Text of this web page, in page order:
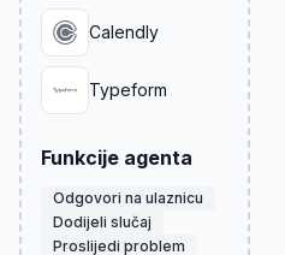
Calendly
Typeform
Funkcije agenta
Odgovori na ulaznicu
Dodijeli slučaj
Proslijedi problem